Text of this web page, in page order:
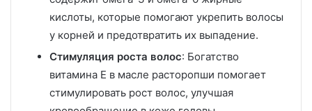
кислоты, которые помогают укрепить волосы
у корней и предотвратить их выпадение.
Стимуляция роста волос: Богатство
витамина Е в масле расторопши помогает
стимулировать рост волос, улучшая